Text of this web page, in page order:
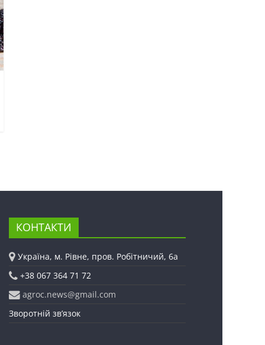
КОНТАКТИ
Україна, м. Рівне, пров. Робітничий, 6а
+38 067 364 71 72
agroc.news@gmail.com
Зворотній зв’язок